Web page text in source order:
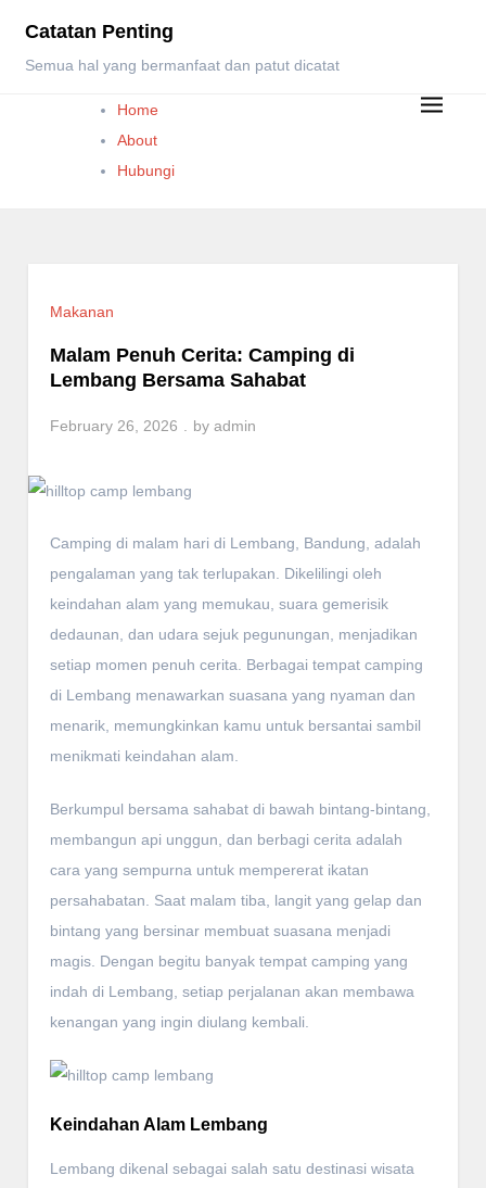
content
Catatan Penting
Semua hal yang bermanfaat dan patut dicatat
Home
About
Hubungi
Makanan
Malam Penuh Cerita: Camping di
Lembang Bersama Sahabat
February 26, 2026 byadmin
Camping di malam hari di Lembang, Bandung, adalah
pengalaman yang tak terlupakan. Dikelilingi oleh
keindahan alam yang memukau, suara gemerisik
dedaunan, dan udara sejuk pegunungan, menjadikan
setiap momen penuh cerita. Berbagai tempat camping
di Lembang menawarkan suasana yang nyaman dan
menarik, memungkinkan kamu untuk bersantai sambil
menikmati keindahan alam.
Berkumpul bersama sahabat di bawah bintang-bintang,
membangun api unggun, dan berbagi cerita adalah
cara yang sempurna untuk mempererat ikatan
persahabatan. Saat malam tiba, langit yang gelap dan
bintang yang bersinar membuat suasana menjadi
magis. Dengan begitu banyak tempat camping yang
indah di Lembang, setiap perjalanan akan membawa
kenangan yang ingin diulang kembali.
Keindahan Alam Lembang
Lembang dikenal sebagai salah satu destinasi wisata